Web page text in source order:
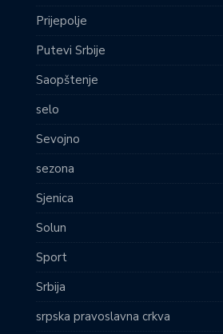
Prijepolje
Putevi Srbije
Saopštenje
selo
Sevojno
sezona
Sjenica
Solun
Sport
Srbija
srpska pravoslavna crkva